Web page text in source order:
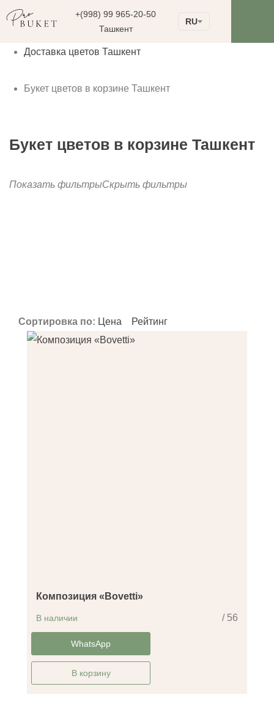
+(998) 99 965-20-50
Ташкент
RU
Доставка цветов Ташкент
Букет цветов в корзине Ташкент
Букет цветов в корзине Ташкент
Показать фильтрыСкрыть фильтры
Сортировка по: Цена Рейтинг
Композиция «Bovetti»
/ 56
В наличии
-35%WhatsApp
В корзину